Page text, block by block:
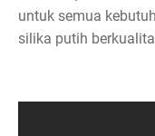
untuk semua
silika putih